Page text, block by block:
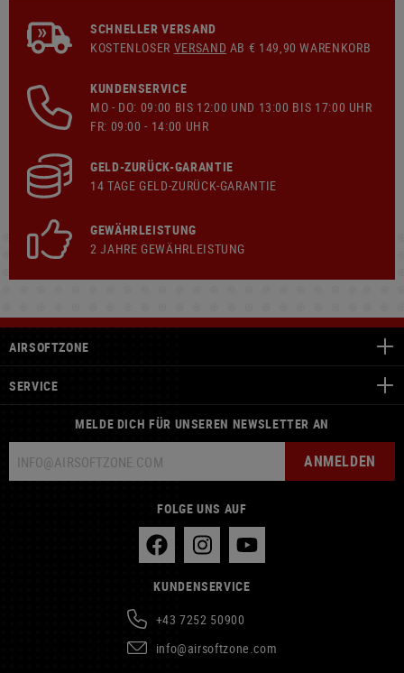
SCHNELLER VERSAND
KOSTENLOSER VERSAND AB € 149,90 WARENKORB
KUNDENSERVICE
MO - DO: 09:00 BIS 12:00 UND 13:00 BIS 17:00 UHR
FR: 09:00 - 14:00 UHR
GELD-ZURÜCK-GARANTIE
14 TAGE GELD-ZURÜCK-GARANTIE
GEWÄHRLEISTUNG
2 JAHRE GEWÄHRLEISTUNG
AIRSOFTZONE
SERVICE
MELDE DICH FÜR UNSEREN NEWSLETTER AN
ANMELDEN
FOLGE UNS AUF
KUNDENSERVICE
+43 7252 50900
info@airsoftzone.com